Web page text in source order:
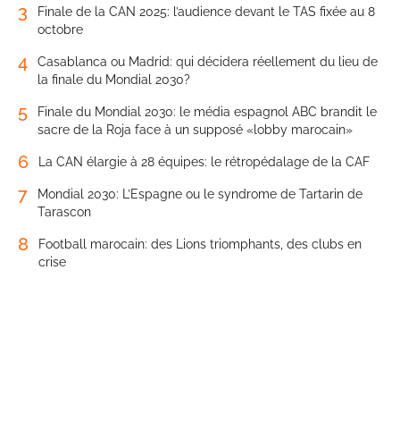
3
Finale de la CAN 2025: l’audience devant le TAS fixée au 8
octobre
4
Casablanca ou Madrid: qui décidera réellement du lieu de
la finale du Mondial 2030?
5
Finale du Mondial 2030: le média espagnol ABC brandit le
sacre de la Roja face à un supposé «lobby marocain»
6 La CAN élargie à 28 équipes: le rétropédalage de la CAF
7
Mondial 2030: L’Espagne ou le syndrome de Tartarin de
Tarascon
8
Football marocain: des Lions triomphants, des clubs en
crise